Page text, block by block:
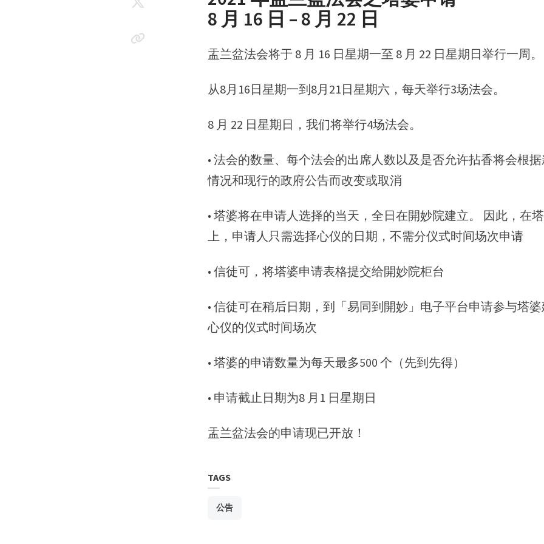
8 月 16 日 – 8 月 22 日
盂兰盆法会将于 8 月 16 日星期一至 8 月 22 日星期日举行一周。
从8月16日星期一到8月21日星期六，每天举行3场法会。
8 月 22 日星期日，我们将举行4场法会。
• 法会的数量、每个法会的出席人数以及是否允许拈香将会根
情况和现行的政府公告而改变或取消
• 塔婆将在申请人选择的当天，全日在開妙院建立。 因此，在
上，申请人只需选择心仪的日期，不需分仪式时间场次申请
• 信徒可，将塔婆申请表格提交给開妙院柜台
• 信徒可在稍后日期，到「易同到開妙」电子平台申请参与塔婆
心仪的仪式时间场次
• 塔婆的申请数量为每天最多500 个（先到先得）
• 申请截止日期为8 月1 日星期日
盂兰盆法会的申请现已开放！
TAGS
公告